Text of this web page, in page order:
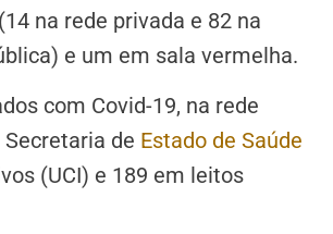
na rede privada e 82 na
e um em sala vermelha.
com Covid-19, na rede
de Estado de Saúde
(UCI) e 189 em leitos